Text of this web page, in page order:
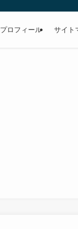
プロフィール サイト